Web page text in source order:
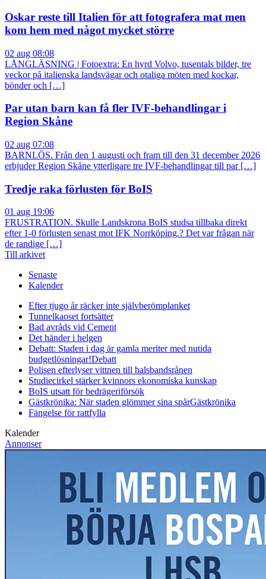
Oskar reste till Italien för att fotografera mat men
kom hem med något mycket större
02 aug 08:08
LÅNGLÄSNING | Fotoextra: En hyrd Volvo, tusentals bilder, tre
veckor på italienska landsvägar och otaliga möten med kockar,
bönder och […]
Par utan barn kan få fler IVF-behandlingar i
Region Skåne
02 aug 07:08
BARNLÖS. Från den 1 augusti och fram till den 31 december 2026
erbjuder Region Skåne ytterligare tre IVF-behandlingar till par […]
Tredje raka förlusten för BoIS
01 aug 19:06
FRUSTRATION. Skulle Landskrona BoIS studsa tillbaka direkt
efter 1-0 förlusten senast mot IFK Norrköping.? Det var frågan när
de randige […]
Till arkivet
Senaste
Kalender
Efter tjugo år räcker inte självberömplanket
Tunnelkaoset fortsätter
Bad avråds vid Cement
Det händer i helgen
Debatt: Staden i dag är gamla meriter med nutida
budgetlösningar!Debatt
Polisen efterlyser vittnen till halsbandsrånen
Studiecirkel stärker kvinnors ekonomiska kunskap
BoIS utsatt för bedrägeriförsök
Gästkrönika: När staden glömmer sina spårGästkrönika
Fängelse för rattfylla
Kalender
Annonser